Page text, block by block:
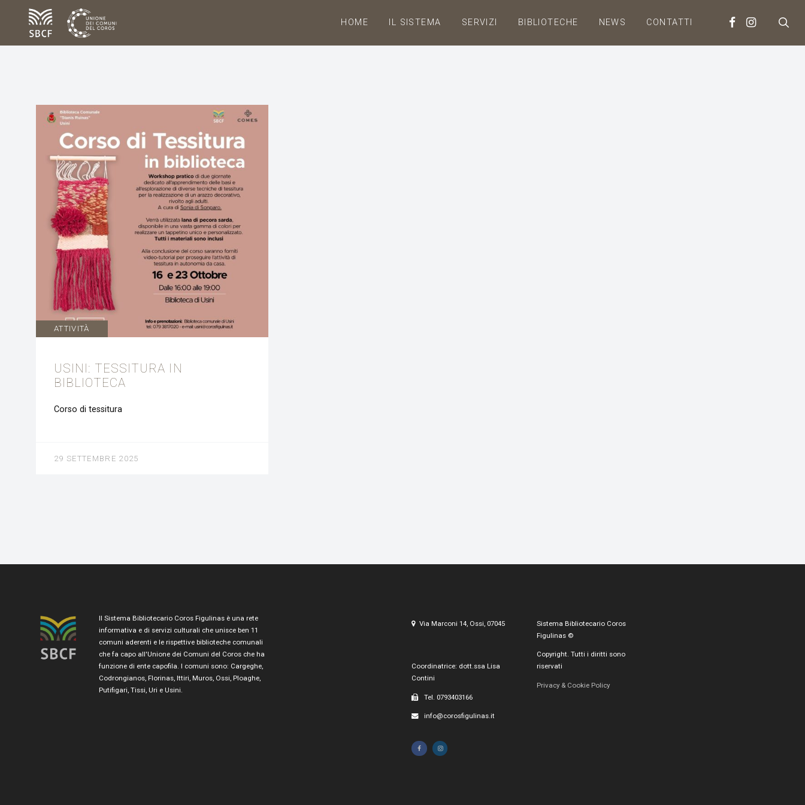
HOME IL SISTEMA SERVIZI BIBLIOTECHE NEWS CONTATTI
ATTIVITÀ
USINI: TESSITURA IN
BIBLIOTECA
Corso di tessitura
29 SETTEMBRE 2025
Il Sistema Bibliotecario Coros Figulinas è una rete
informativa e di servizi culturali che unisce ben 11
comuni aderenti e le rispettive biblioteche comunali
che fa capo all'Unione dei Comuni del Coros che ha
funzione di ente capofila. I comuni sono: Cargeghe,
Codrongianos, Florinas, Ittiri, Muros, Ossi, Ploaghe,
Putifigari, Tissi, Uri e Usini.
Via Marconi 14, Ossi, 07045
Coordinatrice: dott.ssa Lisa
Contini
Tel. 0793403166
info@corosfigulinas.it
Sistema Bibliotecario Coros
Figulinas ©
Copyright. Tutti i diritti sono
riservati
Privacy & Cookie Policy